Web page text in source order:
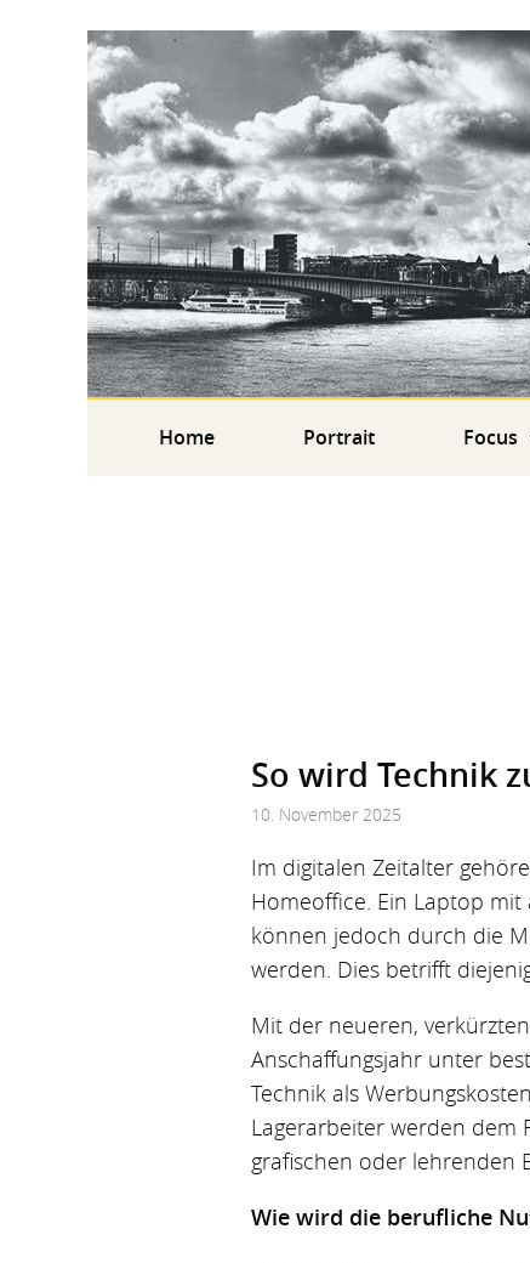
Home Portrait Focus
So wird Technik
10. November 2025
Im digitalen Zeitalter
Homeoffice. Ein Laptop mit
können jedoch durch die
werden. Dies betrifft
Mit der neueren,
Anschaffungsjahr unter
Technik als
Lagerarbeiter werden dem
grafischen oder lehrenden
Wie wird die berufliche